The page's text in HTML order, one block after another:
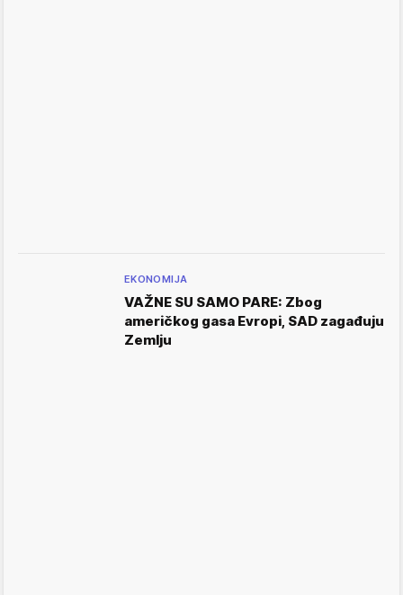
EKONOMIJA
VAŽNE SU SAMO PARE: Zbog
američkog gasa Evropi, SAD zagađuju
Zemlju